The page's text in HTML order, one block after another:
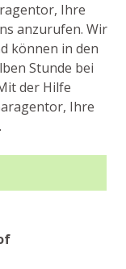
Ihre
anzurufen. Wir
können in den
Stunde bei
der Hilfe
Ihre